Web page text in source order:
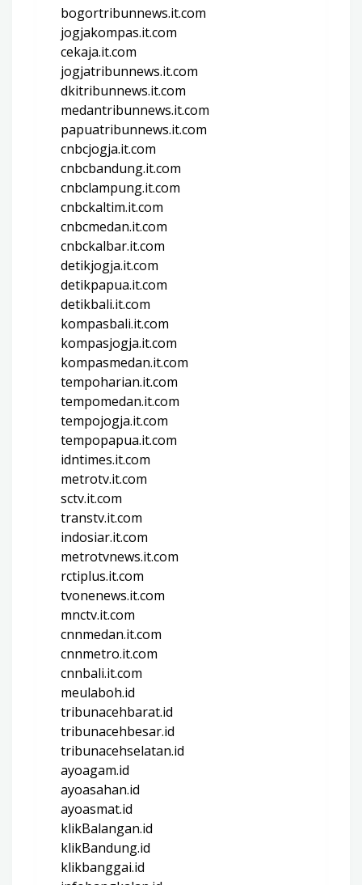
bogortribunnews.it.com
jogjakompas.it.com
cekaja.it.com
jogjatribunnews.it.com
dkitribunnews.it.com
medantribunnews.it.com
papuatribunnews.it.com
cnbcjogja.it.com
cnbcbandung.it.com
cnbclampung.it.com
cnbckaltim.it.com
cnbcmedan.it.com
cnbckalbar.it.com
detikjogja.it.com
detikpapua.it.com
detikbali.it.com
kompasbali.it.com
kompasjogja.it.com
kompasmedan.it.com
tempoharian.it.com
tempomedan.it.com
tempojogja.it.com
tempopapua.it.com
idntimes.it.com
metrotv.it.com
sctv.it.com
transtv.it.com
indosiar.it.com
metrotvnews.it.com
rctiplus.it.com
tvonenews.it.com
mnctv.it.com
cnnmedan.it.com
cnnmetro.it.com
cnnbali.it.com
meulaboh.id
tribunacehbarat.id
tribunacehbesar.id
tribunacehselatan.id
ayoagam.id
ayoasahan.id
ayoasmat.id
klikBalangan.id
klikBandung.id
klikbanggai.id